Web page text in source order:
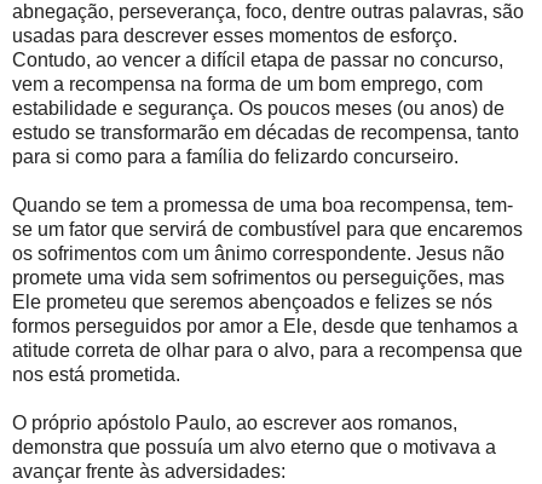
abnegação, perseverança, foco, dentre outras palavras, são
usadas para descrever esses momentos de esforço.
Contudo, ao vencer a difícil etapa de passar no concurso,
vem a recompensa na forma de um bom emprego, com
estabilidade e segurança. Os poucos meses (ou anos) de
estudo se transformarão em décadas de recompensa, tanto
para si como para a família do felizardo concurseiro.
Quando se tem a promessa de uma boa recompensa, tem-
se um fator que servirá de combustível para que encaremos
os sofrimentos com um ânimo correspondente. Jesus não
promete uma vida sem sofrimentos ou perseguições, mas
Ele prometeu que seremos abençoados e felizes se nós
formos perseguidos por amor a Ele, desde que tenhamos a
atitude correta de olhar para o alvo, para a recompensa que
nos está prometida.
O próprio apóstolo Paulo, ao escrever aos romanos,
demonstra que possuía um alvo eterno que o motivava a
avançar frente às adversidades: